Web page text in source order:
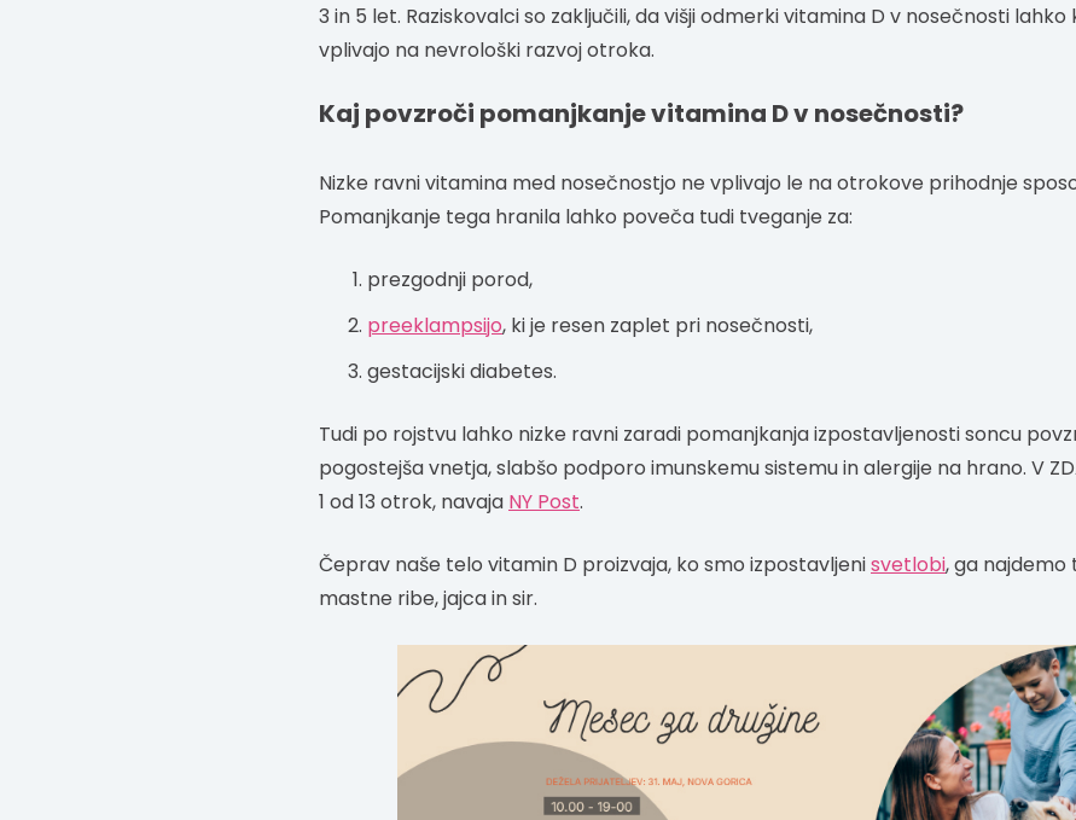
3 in 5 let. Raziskovalci so zaključili, da višji odmerki vitamina D v nosečnosti
vplivajo na nevrološki razvoj otroka.
Kaj povzroči pomanjkanje vitamina D v nosečnosti?
Nizke ravni vitamina med nosečnostjo ne vplivajo le na otrokove prihodnje
Pomanjkanje tega hranila lahko poveča tudi tveganje za:
prezgodnji porod,
preeklampsijo, ki je resen zaplet pri nosečnosti,
gestacijski diabetes.
Tudi po rojstvu lahko nizke ravni zaradi pomanjkanja izpostavljenosti soncu
pogostejša vnetja, slabšo podporo imunskemu sistemu in alergije na hrano. V
1 od 13 otrok, navaja NY Post.
Čeprav naše telo vitamin D proizvaja, ko smo izpostavljenisvetlobi, ga najdemo
mastne ribe, jajca in sir.